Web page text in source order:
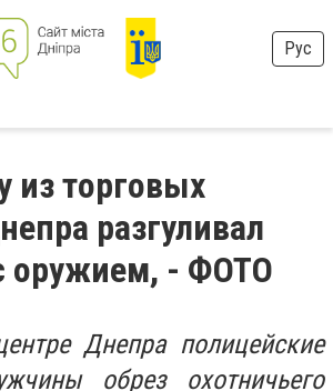
Рус
из торговых
разгуливал
оружием, - ФОТО
Днепра полицейские
обрез охотничьего